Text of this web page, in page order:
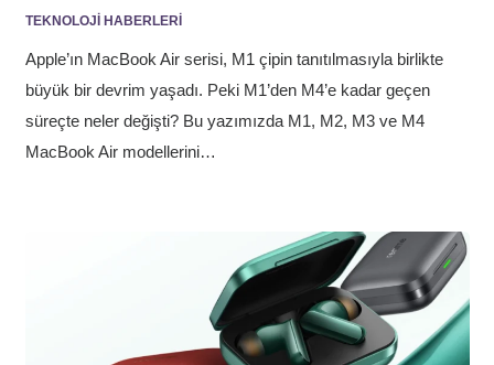
TEKNOLOJI HABERLERI
Apple’ın MacBook Air serisi, M1 çipin tanıtılmasıyla birlikte
büyük bir devrim yaşadı. Peki M1’den M4’e kadar geçen
süreçte neler değişti? Bu yazımızda M1, M2, M3 ve M4
MacBook Air modellerini…